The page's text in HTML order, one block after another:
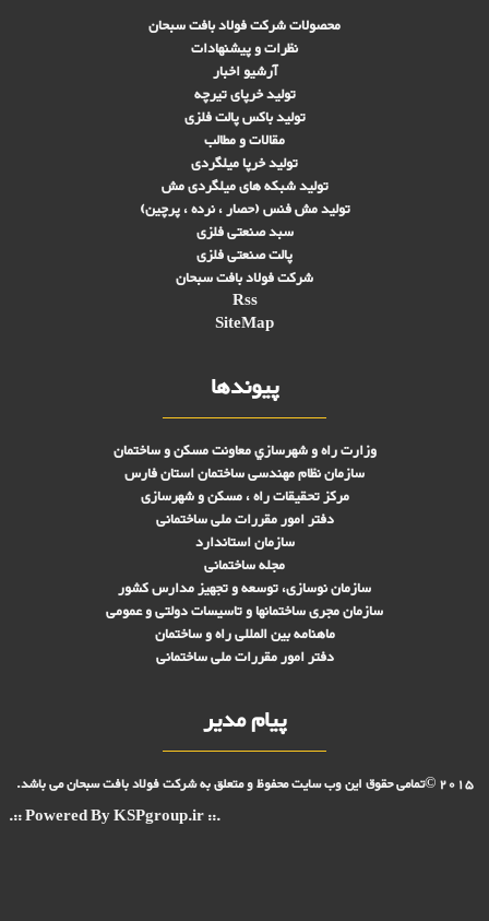
محصولات شرکت فولاد بافت سبحان
نظرات و پیشنهادات
آرشیو اخبار
تولید خرپای تیرچه
تولید باکس پالت فلزی
مقالات و مطالب
تولید خرپا میلگردی
تولید شبکه های ميلگردی مش
تولید مش فنس (حصار ، نرده ، پرچین)
سبد صنعتی فلزی
پالت صنعتی فلزی
شرکت فولاد بافت سبحان
Rss
SiteMap
پیوندها
وزارت راه و شهرسازي معاونت مسکن و ساختمان
سازمان نظام مهندسی ساختمان استان فارس
مرکز تحقیقات راه ، مسکن و شهرسازی
دفتر امور مقررات ملی ساختمانی
سازمان استاندارد
مجله ساختمانی
سازمان نوسازی، توسعه و تجهیز مدارس کشور
سازمان مجری ساختمانها و تاسيسات دولتی و عمومی
ماهنامه بین المللی راه و ساختمان
دفتر امور مقررات ملی ساختمانی
پیام مدیر
2015 ©تمامی حقوق این وب سایت محفوظ و متعلق به شرکت فولاد بافت سبحان می باشد.
.:: Powered By KSPgroup.ir ::.